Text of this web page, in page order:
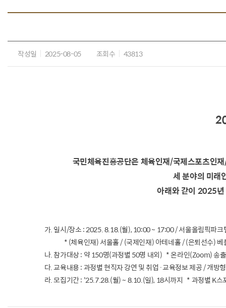
작성일 2025-08-05 조회수 43813
국민체육진흥공단은 체육인재/국제스포츠인
세 분야의 미래
아래와 같이 2025년
가. 일시/장소 : 2025. 8.18.(월), 10:00 ~ 17:00 / 서울올림픽파크
* (체육인재) 서울홀 / (국제인재) 아테네홀 / (은퇴선수) 베
나. 참가대상 : 약 150명(과정별 50명 내외) * 온라인(Zoom) 송출
다. 교육내용 : 과정별 현직자 강연 및 취업·교육정보 제공 / 개방
라. 모집기간 : '25.7.28.(월) ~ 8.10.(일), 18시까지 * 과정별 K스